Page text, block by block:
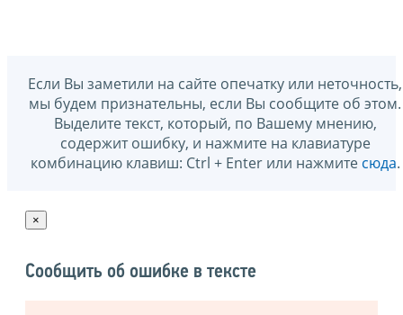
Если Вы заметили на сайте опечатку или неточность,
мы будем признательны, если Вы сообщите об этом.
Выделите текст, который, по Вашему мнению,
содержит ошибку, и нажмите на клавиатуре
комбинацию клавиш: Ctrl + Enter или нажмите сюда.
×
Сообщить об ошибке в тексте